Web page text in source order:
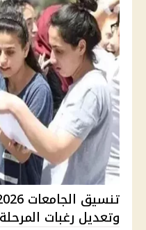
وتعديل رغبات